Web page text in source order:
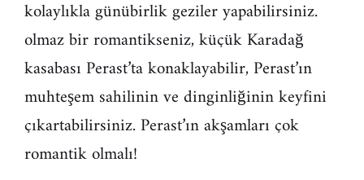
kolaylıkla günübirlik geziler yapabilirsiniz.
olmaz bir romantikseniz, küçük Karadağ
kasabası Perast’ta konaklayabilir, Perast’ın
muhteşem sahilinin ve dinginliğinin keyfini
çıkartabilirsiniz. Perast’ın akşamları çok
romantik olmalı!